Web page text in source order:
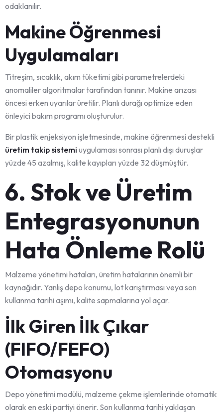
odaklanılır.
Makine Öğrenmesi
Uygulamaları
Titreşim, sıcaklık, akım tüketimi gibi parametrelerdeki
anomaliler algoritmalar tarafından tanınır. Makine arızası
öncesi erken uyarılar üretilir. Planlı durağı optimize eden
önleyici bakım programı oluşturulur.
Bir plastik enjeksiyon işletmesinde, makine öğrenmesi destekli
üretim takip sistemi uygulaması sonrası planlı dışı duruşlar
yüzde 45 azalmış, kalite kayıpları yüzde 32 düşmüştür.
6. Stok ve Üretim
Entegrasyonunun
Hata Önleme Rolü
Malzeme yönetimi hataları, üretim hatalarının önemli bir
kaynağıdır. Yanlış depo konumu, lot karıştırması veya son
kullanma tarihi aşımı, kalite sapmalarına yol açar.
İlk Giren İlk Çıkar
(FIFO/FEFO)
Otomasyonu
Depo yönetimi modülü, malzeme çekme işlemlerinde otomatik
olarak en eski partiyi önerir. Son kullanma tarihi yaklaşan